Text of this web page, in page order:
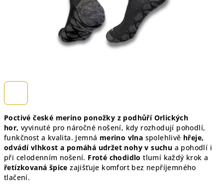
Poctivé české merino ponožky z podhůří Orlických
hor, vyvinuté pro náročné nošení, kdy rozhodují pohodlí,
funkčnost a kvalita. Jemná merino vlna spolehlivě hřeje,
odvádí vlhkost a pomáhá udržet nohy v suchu a pohodlí i
při celodenním nošení. Froté chodidlo tlumí každý krok a
řetízkovaná špice zajišťuje komfort bez nepříjemného
tlačení.